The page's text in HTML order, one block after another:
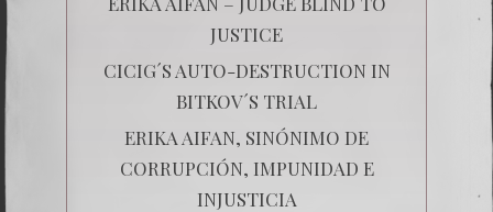
JUSTICE
CICIG´S AUTO-DESTRUCTION IN
BITKOV´S TRIAL
ERIKA AIFAN, SINÓNIMO DE
CORRUPCIÓN, IMPUNIDAD E
INJUSTICIA